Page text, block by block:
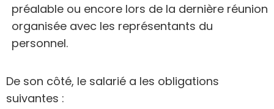
préalable ou encore lors de la dernière réunion
organisée avec les représentants du
personnel.
De son côté, le salarié a les obligations
suivantes :